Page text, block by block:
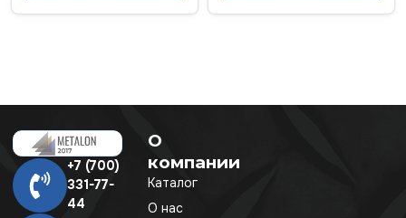
+7 (700)
331-77-
44
О
компании
Каталог
О нас